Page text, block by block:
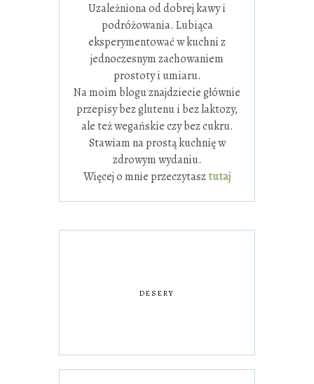
Uzależniona od dobrej kawy i
podróżowania. Lubiąca
eksperymentować w kuchni z
jednoczesnym zachowaniem
prostoty i umiaru.
Na moim blogu znajdziecie głównie
przepisy bez glutenu i bez laktozy,
ale też wegańskie czy bez cukru.
Stawiam na prostą kuchnię w
zdrowym wydaniu.
Więcej o mnie przeczytasztutaj
DESERY